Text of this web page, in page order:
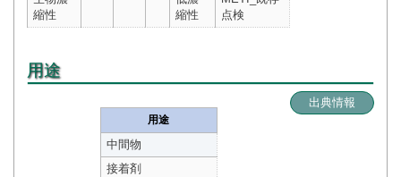
縮性
縮性
点検
用途
出典情報
用途
中間物
接着剤